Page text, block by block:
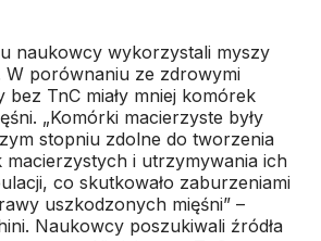
naukowcy wykorzystali myszy
W porównaniu ze zdrowymi
bez TnC miały mniej komórek
„Komórki macierzyste były
stopniu zdolne do tworzenia
i utrzymywania ich
co skutkowało zaburzeniami
uszkodzonych mięśni” –
Naukowcy poszukiwali źródła